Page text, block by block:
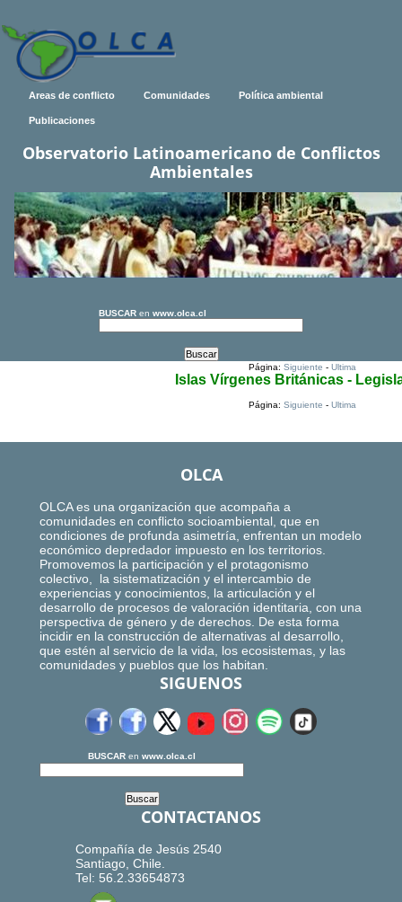
Areas de conflicto Comunidades Política ambiental
Publicaciones
Observatorio Latinoamericano de Conflictos
Ambientales
BUSCAR en www.olca.cl
Página:Siguiente -Ultima
Islas Vírgenes Británicas -
Página:Siguiente -Ultima
OLCA
OLCA es una organización que acompaña a
comunidades en conflicto socioambiental, que en
condiciones de profunda asimetría, enfrentan un modelo
económico depredador impuesto en los territorios.
Promovemos la participación y el protagonismo
colectivo, la sistematización y el intercambio de
experiencias y conocimientos, la articulación y el
desarrollo de procesos de valoración identitaria, con una
perspectiva de género y de derechos. De esta forma
incidir en la construcción de alternativas al desarrollo,
que estén al servicio de la vida, los ecosistemas, y las
comunidades y pueblos que los habitan.
SIGUENOS
BUSCAR en www.olca.cl
CONTACTANOS
Compañía de Jesús 2540
Santiago, Chile.
Tel: 56.2.33654873